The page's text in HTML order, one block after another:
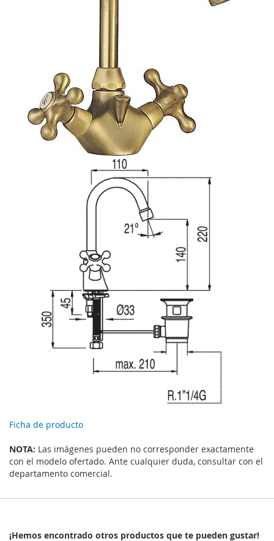
Ficha de producto
NOTA: Las imágenes pueden no corresponder exactamente
con el modelo ofertado. Ante cualquier duda, consultar con el
departamento comercial.
¡Hemos encontrado otros productos que te pueden gustar!